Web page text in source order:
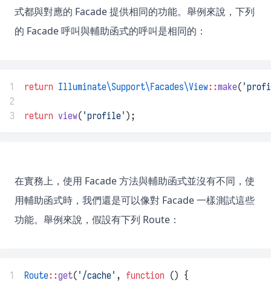
式都與對應的 Facade 提供相同的功能。舉例來說，下列
的 Facade 呼叫與輔助函式的呼叫是相同的：
1 return Illuminate\Support\Facades\View::make(
2
3
return view( 'profile' );
在實務上，使用 Facade 方法與輔助函式並沒有不同，使
用輔助函式時，我們還是可以像對 Facade 一樣測試這些
功能。舉例來說，假設有下列 Route：
1 Route::get( '/cache' , function () {